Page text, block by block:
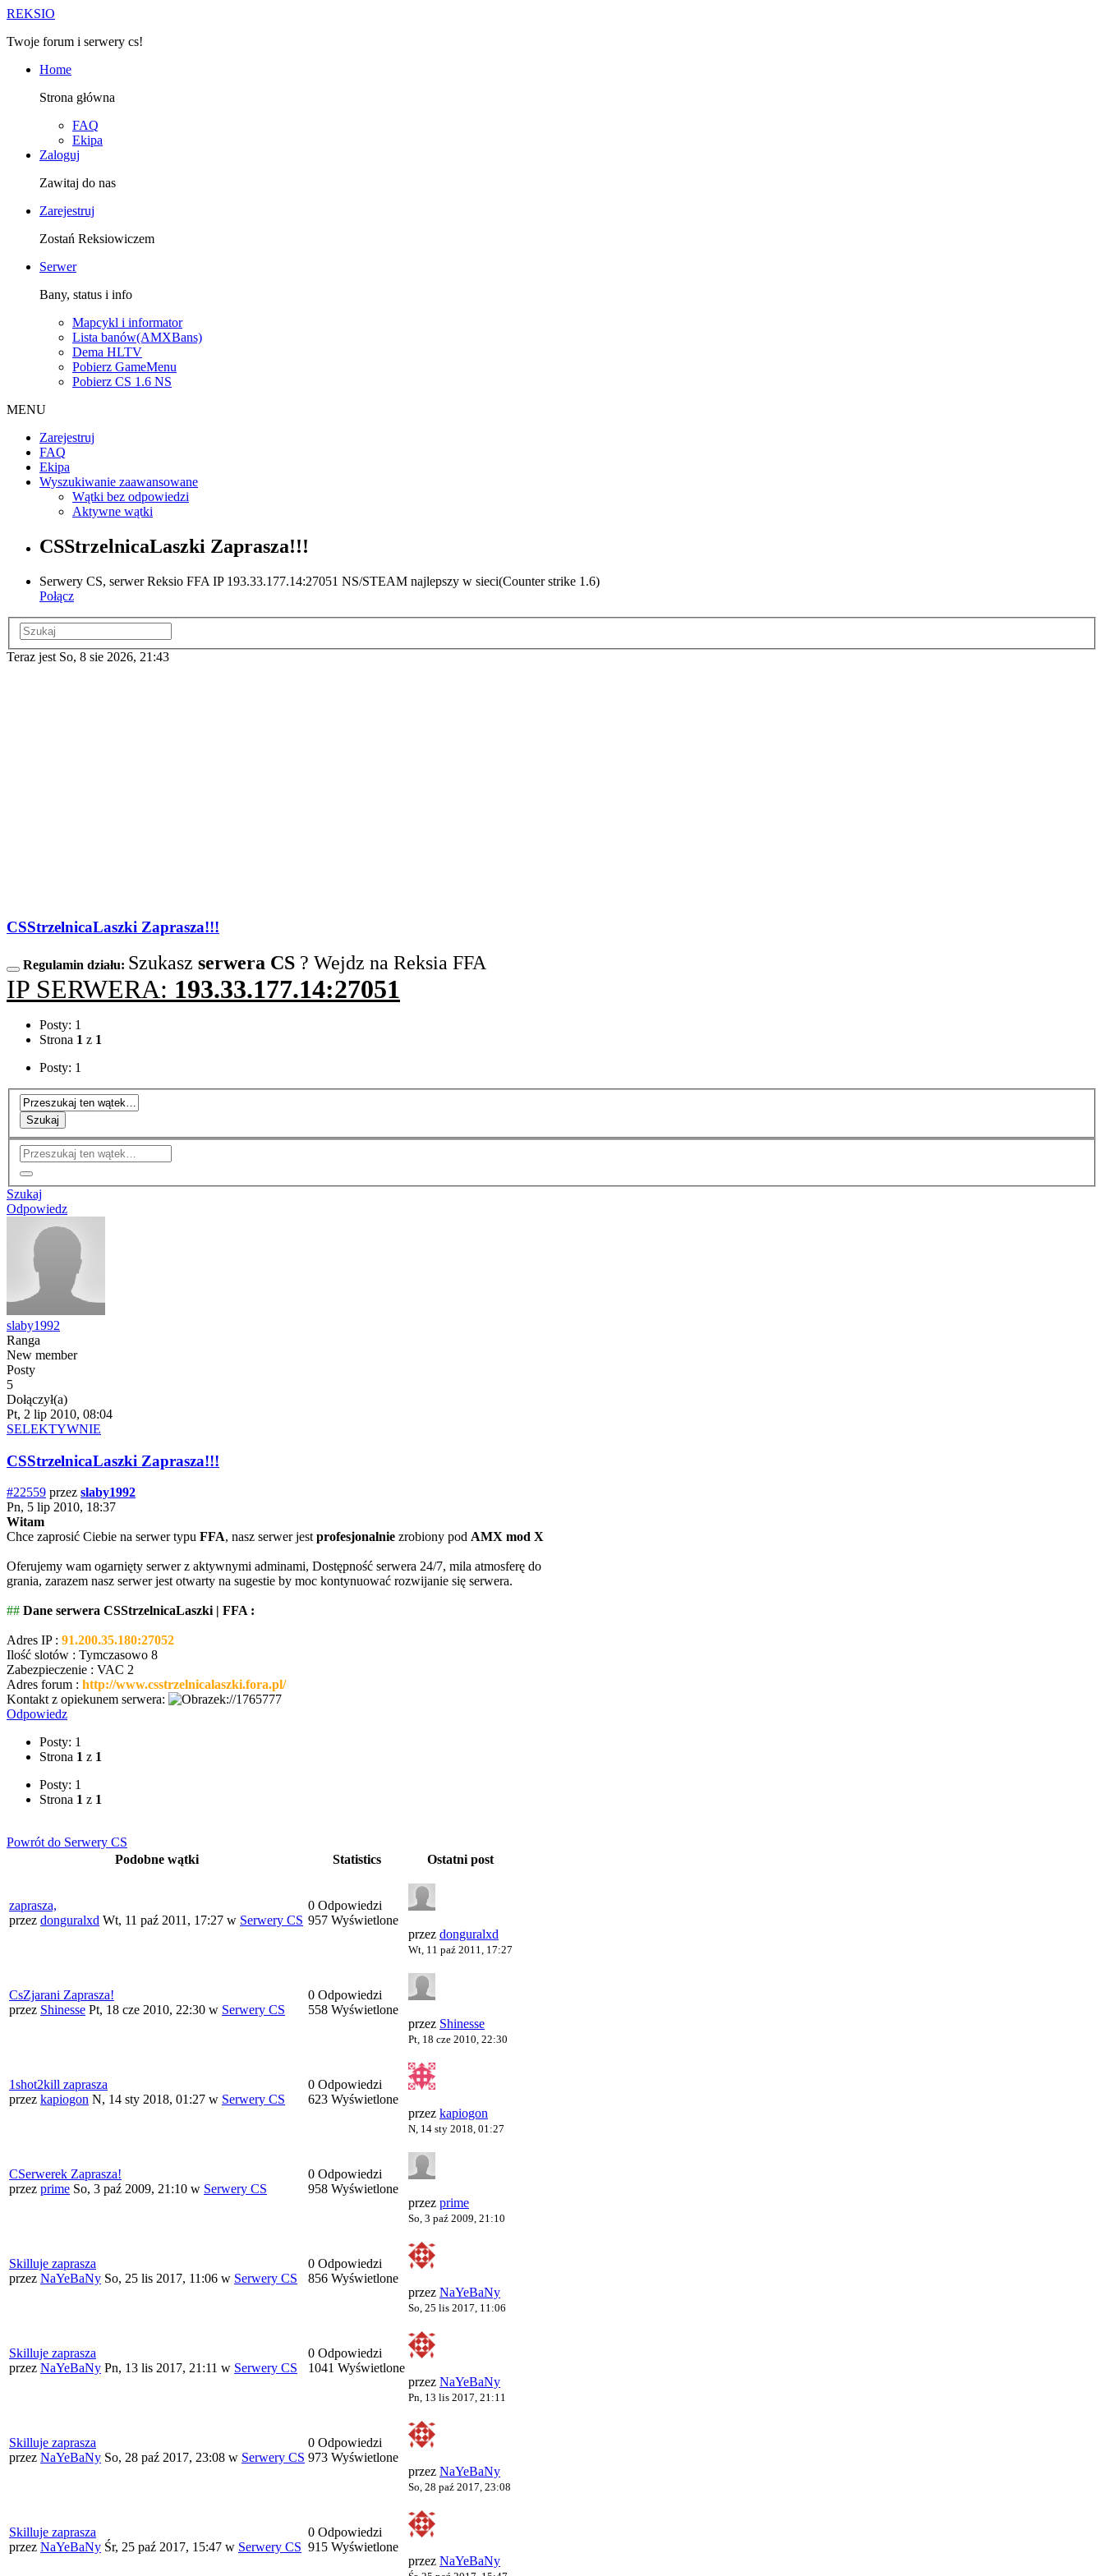
REKSIO
Twoje forum i serwery cs!
Home
Strona główna
FAQ
Ekipa
Zaloguj
Zawitaj do nas
Zarejestruj
Zostań Reksiowiczem
Serwer
Bany, status i info
Mapcykl i informator
Lista banów(AMXBans)
Dema HLTV
Pobierz GameMenu
Pobierz CS 1.6 NS
MENU
Zarejestruj
FAQ
Ekipa
Wyszukiwanie zaawansowane
Wątki bez odpowiedzi
Aktywne wątki
CSStrzelnicaLaszki Zaprasza!!!
Serwery CS, serwer Reksio FFA IP 193.33.177.14:27051 NS/STEAM najlepszy w sieci(Counter strike 1.6)
Połącz
Teraz jest So, 8 sie 2026, 21:43
CSStrzelnicaLaszki Zaprasza!!!
Regulamin działu: Szukasz serwera CS ? Wejdz na Reksia FFA
IP SERWERA: 193.33.177.14:27051
Posty: 1
Strona 1 z 1
Posty: 1
Szukaj
Szukaj
Odpowiedz
slaby1992
Ranga
New member
Posty
5
Dołączył(a)
Pt, 2 lip 2010, 08:04
SELEKTYWNIE
CSStrzelnicaLaszki Zaprasza!!!
#22559 przez slaby1992
Pn, 5 lip 2010, 18:37
Witam
Chce zaprosić Ciebie na serwer typu FFA, nasz serwer jestprofesjonalnie zrobiony pod AMX mod X
Oferujemy wam ogarnięty serwer z aktywnymi adminami, Dostępność serwera 24/7, mila atmosferę do
grania, zarazem nasz serwer jest otwarty na sugestie by moc kontynuować rozwijanie się serwera.
## Dane serwera CSStrzelnicaLaszki | FFA :
Adres IP : 91.200.35.180:27052
Ilość slotów : Tymczasowo 8
Zabezpieczenie : VAC 2
Adres forum : http://www.csstrzelnicalaszki.fora.pl/
Kontakt z opiekunem serwera:
://1765777
Odpowiedz
Posty: 1
Strona 1 z 1
Posty: 1
Strona 1 z 1
Powrót do Serwery CS
Podobne wątki
Statistics Ostatni post
zaprasza,
przez donguralxd Wt, 11 paź 2011, 17:27 w Serwery CS
0 Odpowiedzi
957 Wyświetlone
przez donguralxd
Wt, 11 paź 2011, 17:27
CsZjarani Zaprasza!
przez Shinesse Pt, 18 cze 2010, 22:30 w Serwery CS
0 Odpowiedzi
558 Wyświetlone
przez Shinesse
Pt, 18 cze 2010, 22:30
1shot2kill zaprasza
przez kapiogon N, 14 sty 2018, 01:27 w Serwery CS
0 Odpowiedzi
623 Wyświetlone
przez kapiogon
N, 14 sty 2018, 01:27
CSerwerek Zaprasza!
przez prime So, 3 paź 2009, 21:10 w Serwery CS
0 Odpowiedzi
958 Wyświetlone
przez prime
So, 3 paź 2009, 21:10
Skilluje zaprasza
przez NaYeBaNy So, 25 lis 2017, 11:06 w Serwery CS
0 Odpowiedzi
856 Wyświetlone
przez NaYeBaNy
So, 25 lis 2017, 11:06
Skilluje zaprasza
przez NaYeBaNy Pn, 13 lis 2017, 21:11 w Serwery CS
0 Odpowiedzi
1041 Wyświetlone
przez NaYeBaNy
Pn, 13 lis 2017, 21:11
Skilluje zaprasza
przez NaYeBaNy So, 28 paź 2017, 23:08 w Serwery CS
0 Odpowiedzi
973 Wyświetlone
przez NaYeBaNy
So, 28 paź 2017, 23:08
Skilluje zaprasza
przez NaYeBaNy Śr, 25 paź 2017, 15:47 w Serwery CS
0 Odpowiedzi
915 Wyświetlone
przez NaYeBaNy